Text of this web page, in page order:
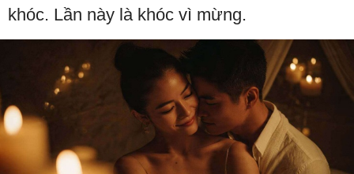
khóc. Lần này là khóc vì mừng.